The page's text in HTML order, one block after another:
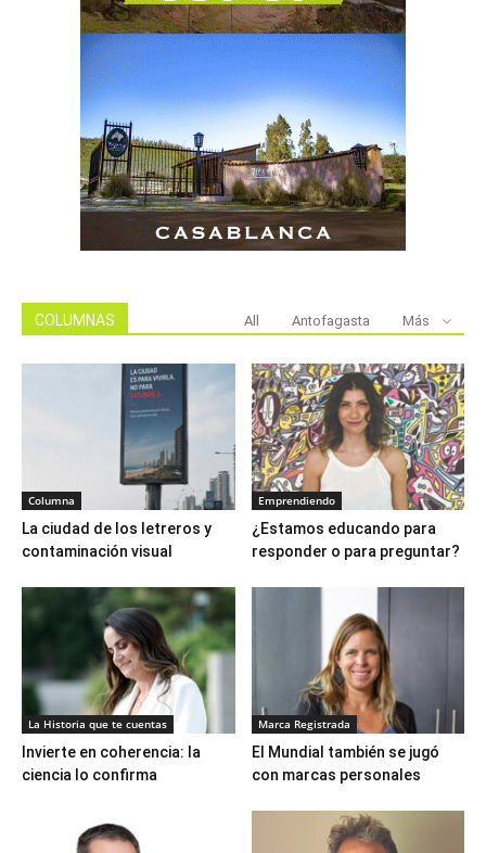
COLUMNAS All Antofagasta Más
Columna
La ciudad de los letreros y
contaminación visual
Emprendiendo
¿Estamos educando para
responder o para preguntar?
La Historia que te cuentas
Invierte en coherencia: la
ciencia lo confirma
Marca Registrada
El Mundial también se jugó
con marcas personales